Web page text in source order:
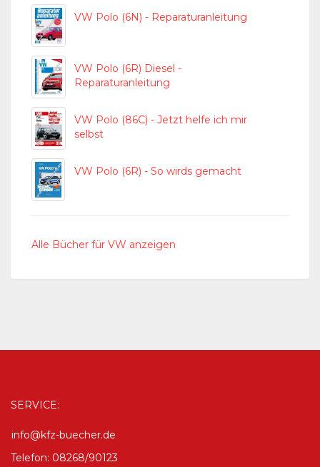
VW Polo (6N) - Reparaturanleitung
VW Polo (6R) Diesel -
Reparaturanleitung
VW Polo (86C) - Jetzt helfe ich mir
selbst
VW Polo (6R) - So wirds gemacht
Alle Bücher für VW anzeigen
SERVICE:
info@kfz-buecher.de
Telefon: 08268/90123